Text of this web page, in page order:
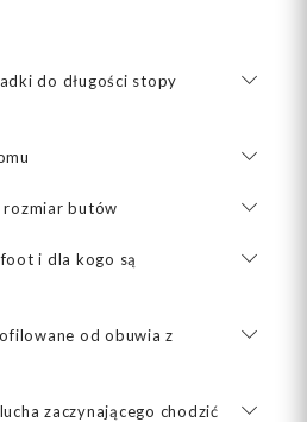
do długości stopy
rozmiar butów
i dla kogo są
od obuwia z
zaczynającego chodzić